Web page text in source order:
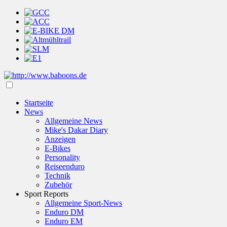
Startseite
News
Allgemeine News
Mike's Dakar Diary
Anzeigen
E-Bikes
Personality
Reiseenduro
Technik
Zubehör
Sport Reports
Allgemeine Sport-News
Enduro DM
Enduro EM